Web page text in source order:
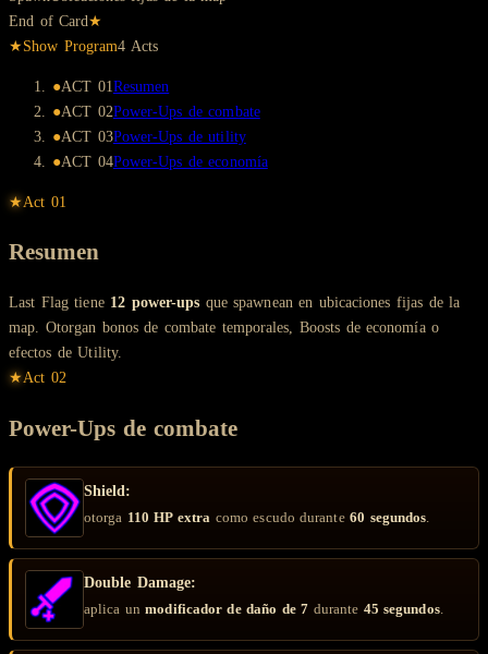
End of Card★
★Show Program4 Acts
●ACT 01Resumen
●ACT 02Power-Ups de combate
●ACT 03Power-Ups de utility
●ACT 04Power-Ups de economía
★Act 01
Resumen
Last Flag tiene 12 power-ups que spawnean en ubicaciones fijas de la
map. Otorgan bonos de combate temporales, Boosts de economía o
efectos de Utility.
★Act 02
Power-Ups de combate
Shield:
otorga 110 HP extra como escudo durante60 segundos.
Double Damage:
aplica unmodificador de daño de 7 durante 45 segundos.